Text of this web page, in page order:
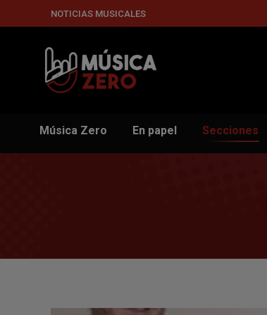
NOTICIAS MUSICALES
Música Zero En papel Secciones